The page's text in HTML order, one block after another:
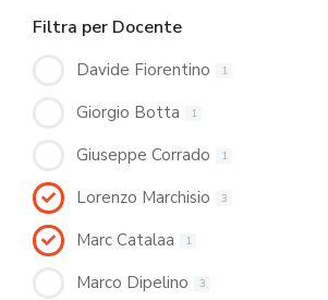
Filtra per Docente
Davide Fiorentino 1
Giorgio Botta 1
Giuseppe Corrado 1
Lorenzo Marchisio 3
Marc Catalaa 1
Marco Dipelino 3